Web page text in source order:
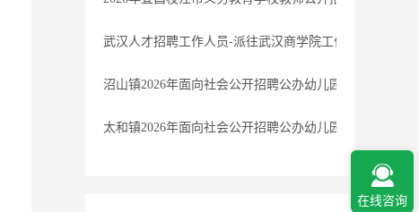
武汉人才招聘工作人员-派往武汉商学院工作
沼山镇2026年面向社会公开招聘公办幼儿园公益性岗位
太和镇2026年面向社会公开招聘公办幼儿园公益性岗位
在线咨询